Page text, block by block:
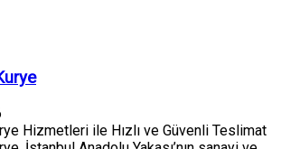
Hizmetleri ile Hızlı ve Güvenli Teslimat